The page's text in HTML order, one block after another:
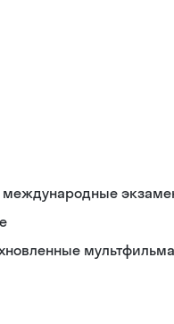
международные